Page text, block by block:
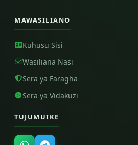
MAWASILIANO
Kuhusu Sisi
Wasiliana Nasi
Sera ya Faragha
Sera ya Vidakuzi
TUJUMUIKE